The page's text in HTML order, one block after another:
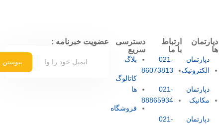
دپارتمان
ها
دپارتمان
الکترونیک
دپارتمان
مکانیک
دپارتمان
ارتباط
با ما
021-
86073813
021-
88865934
021-
دسترسی
سریع
بلاگ
کاتالوگ
ها
فروشگاه
عضویت خبرنامه :
پیوستن